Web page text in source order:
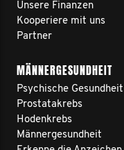
Unsere Finanzen
Kooperiere mit uns
Partner
MÄNNERGESUNDHEIT
Psychische Gesundheit
Prostatakrebs
Hodenkrebs
Männergesundheit